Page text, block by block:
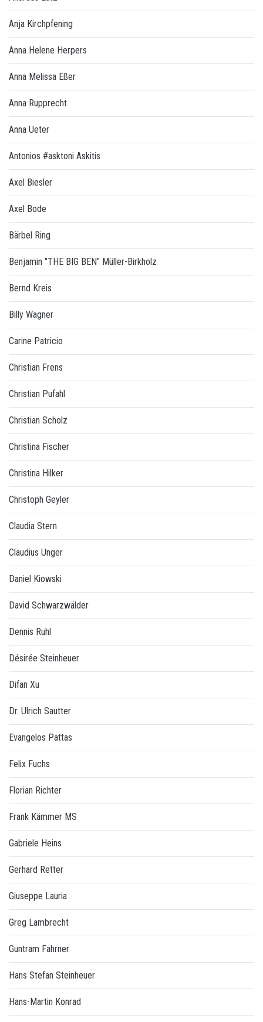
Anja Kirchpfening
Anna Helene Herpers
Anna Melissa Eßer
Anna Rupprecht
Anna Ueter
Antonios #asktoni Askitis
Axel Biesler
Axel Bode
Bärbel Ring
Benjamin "THE BIG BEN" Müller-Birkholz
Bernd Kreis
Billy Wagner
Carine Patricio
Christian Frens
Christian Pufahl
Christian Scholz
Christina Fischer
Christina Hilker
Christoph Geyler
Claudia Stern
Claudius Unger
Daniel Kiowski
David Schwarzwälder
Dennis Ruhl
Désirée Steinheuer
Difan Xu
Dr. Ulrich Sautter
Evangelos Pattas
Felix Fuchs
Florian Richter
Frank Kämmer MS
Gabriele Heins
Gerhard Retter
Giuseppe Lauria
Greg Lambrecht
Guntram Fahrner
Hans Stefan Steinheuer
Hans-Martin Konrad